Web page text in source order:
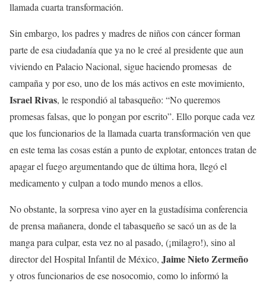
llamada cuarta transformación.
Sin embargo, los padres y madres de niños con cáncer forman
parte de esa ciudadanía que ya no le creé al presidente que aun
viviendo en Palacio Nacional, sigue haciendo promesas de
campaña y por eso, uno de los más activos en este movimiento,
Israel Rivas, le respondió al tabasqueño: “No queremos
promesas falsas, que lo pongan por escrito”. Ello porque cada vez
que los funcionarios de la llamada cuarta transformación ven que
en este tema las cosas están a punto de explotar, entonces tratan de
apagar el fuego argumentando que de última hora, llegó el
medicamento y culpan a todo mundo menos a ellos.
No obstante, la sorpresa vino ayer en la gustadísima conferencia
de prensa mañanera, donde el tabasqueño se sacó un as de la
manga para culpar, esta vez no al pasado, (¡milagro!), sino al
director del Hospital Infantil de México, Jaime Nieto Zermeño
y otros funcionarios de ese nosocomio, como lo informó la